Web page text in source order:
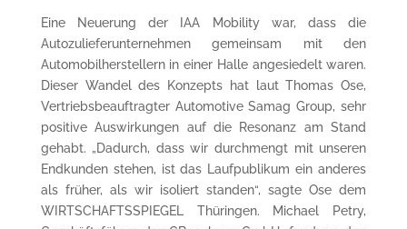
Eine Neuerung der IAA Mobility war, dass die
Autozulieferunternehmen gemeinsam mit den
Automobilherstellern in einer Halle angesiedelt waren.
Dieser Wandel des Konzepts hat laut Thomas Ose,
Vertriebsbeauftragter Automotive Samag Group, sehr
positive Auswirkungen auf die Resonanz am Stand
gehabt. „Dadurch, dass wir durchmengt mit unseren
Endkunden stehen, ist das Laufpublikum ein anderes
als früher, als wir isoliert standen“, sagte Ose dem
WIRTSCHAFTSSPIEGEL Thüringen. Michael Petry,